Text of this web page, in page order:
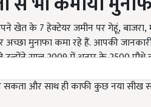
खेत के 7हेक्टेयर जमीन परगेहूं,
अच्छा मुनाफा कमा रहे हैं. आपकी
साल2009में अनार के2500पौधे
कर दिया है कि खेती में नवाचारों (
और साथ ही काफी कुछ नया सीख